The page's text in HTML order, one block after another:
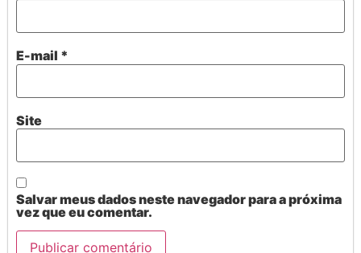
E-mail *
Site
Salvar meus dados neste navegador para a próxima
vez que eu comentar.